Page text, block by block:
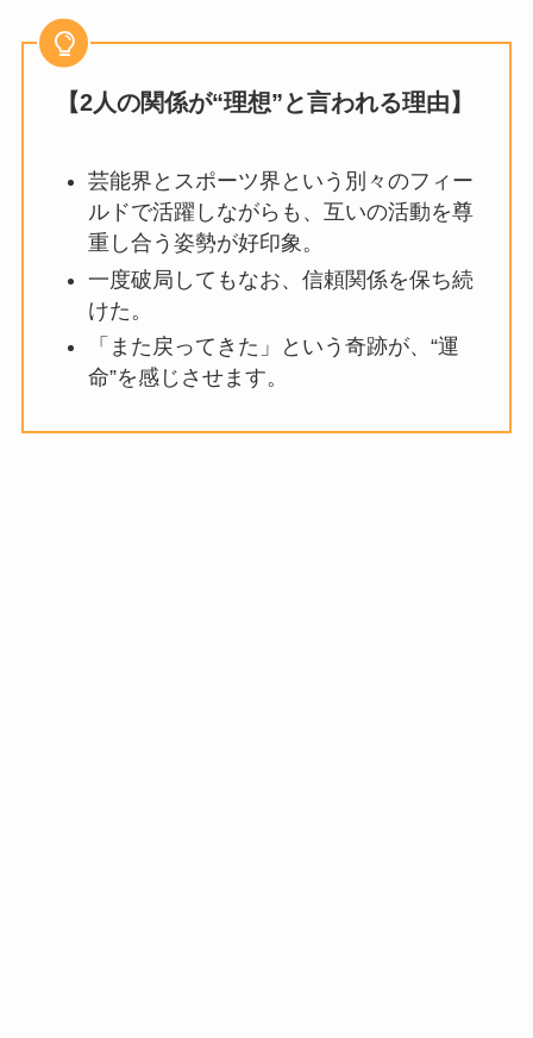
【2人の関係が“理想”と言われる理由】
芸能界とスポーツ界という別々のフィー
ルドで活躍しながらも、互いの活動を尊
重し合う姿勢が好印象。
一度破局してもなお、信頼関係を保ち続
けた。
「また戻ってきた」という奇跡が、“運
命”を感じさせます。